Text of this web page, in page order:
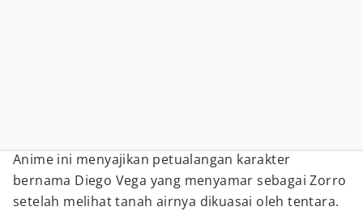
Anime ini menyajikan petualangan karakter
bernama Diego Vega yang menyamar sebagai Zorro
setelah melihat tanah airnya dikuasai oleh tentara.